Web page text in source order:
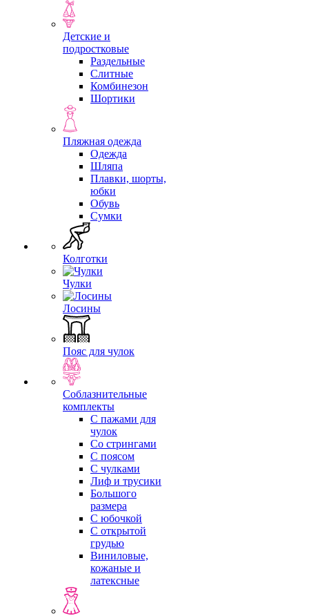
Детские и
подростковые
Раздельные
Слитные
Комбинезон
Шортики
Пляжная одежда
Одежда
Шляпа
Плавки, шорты,
юбки
Обувь
Сумки
Колготки
Чулки
Лосины
Пояс для чулок
Соблазнительные
комплекты
С пажами для
чулок
Со стрингами
С поясом
С чулками
Лиф и трусики
Большого
размера
С юбочкой
С открытой
грудью
Виниловые,
кожаные и
латексные